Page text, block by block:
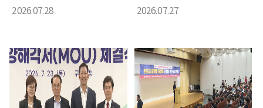
2026.07.28 2026.07.27